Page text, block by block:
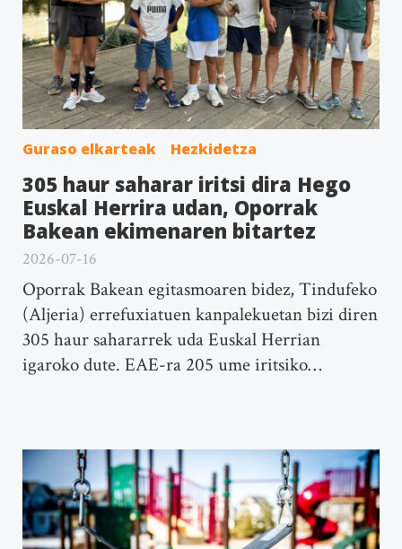
Guraso elkarteak Hezkidetza
305 haur saharar iritsi dira Hego
Euskal Herrira udan, Oporrak
Bakean ekimenaren bitartez
2026-07-16
Oporrak Bakean egitasmoaren bidez, Tindufeko
(Aljeria) errefuxiatuen kanpalekuetan bizi diren
305 haur sahararrek uda Euskal Herrian
igaroko dute. EAE-ra 205 ume iritsiko…